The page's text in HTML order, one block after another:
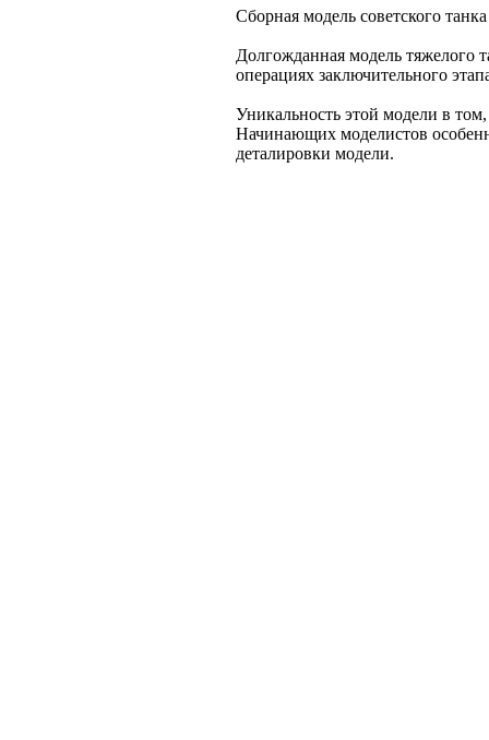
Сборная модель советского
Долгожданная модель
операциях заключительного
Уникальность этой модели в
Начинающих моделистов
деталировки модели.